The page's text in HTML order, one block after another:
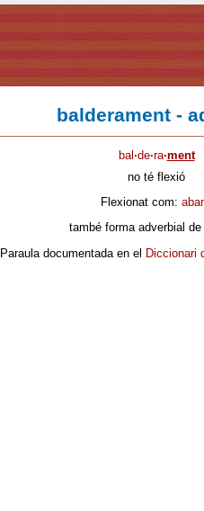
balderament -
bal·de·ra·ment
no té flexió
Flexionat com:
també forma adverbial
Paraula documentada en el Diccionari